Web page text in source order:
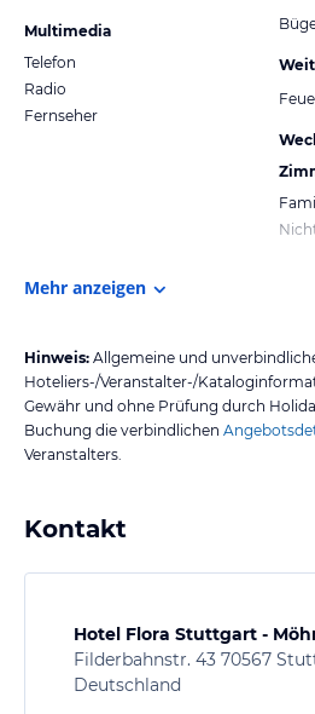
Multimedia
Telefon
Radio
Fernseher
Mehr anzeigen
Hinweis: Allgemeine und
Hoteliers-/Veranstalter-/
Gewähr und ohne Prüfung durch
Buchung die verbindlichen
Veranstalters.
Kontakt
Hotel Flora Stuttgart -
Filderbahnstr. 43 70567
Deutschland